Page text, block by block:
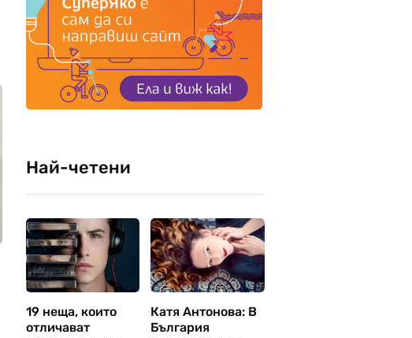
Най-четени
19 неща, които
отличават
Катя Антонова: В
България